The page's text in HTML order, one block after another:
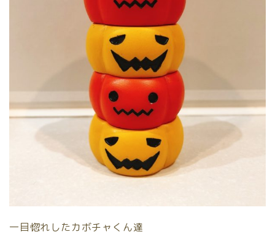
一目惚れしたカボチャくん達